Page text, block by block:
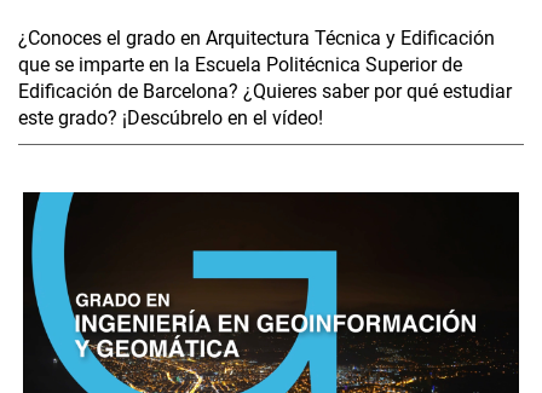
¿Conoces el grado en Arquitectura Técnica y Edificación
que se imparte en la Escuela Politécnica Superior de
Edificación de Barcelona? ¿Quieres saber por qué estudiar
este grado? ¡Descúbrelo en el vídeo!